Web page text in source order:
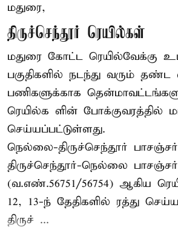
மதுரை,
திருச்செந்தூர் ரெயில்கள்
மதுரை கோட்ட ரெயில்வேக்கு
பகுதிகளில் நடந்து வரும் தண்ட
பணிகளுக்காக
ரெயில்க ளின் போக்குவரத்தில்
செய்யப்பட்டுள்ளது.
நெல்லை-திருச்செந்தூர்
திருச்செந்தூர்-நெல்லை
(வ.எண்.56751/56754) ஆகிய
12, 13-ந் தேதிகளில் ரத்து
திருச் ...